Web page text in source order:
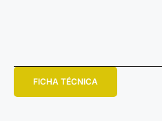
FICHA TÉCNICA